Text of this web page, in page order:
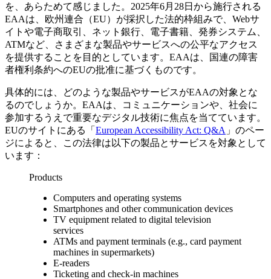
を、あらためて感じました。2025年6月28日から施行される
EAAは、欧州連合（EU）が採択した法的枠組みで、Webサ
イトや電子商取引、ネット銀行、電子書籍、発券システム、
ATMなど、さまざまな製品やサービスへの公平なアクセス
を提供することを目的としています。EAAは、国連の障害
者権利条約へのEUの批准に基づくものです。
具体的には、どのような製品やサービスがEAAの対象とな
るのでしょうか。EAAは、コミュニケーションや、社会に
参加するうえで重要なデジタル技術に焦点を当てています。
EUのサイトにある「 European Accessibility Act: Q&A 」のペー
ジによると、この法律は以下の製品とサービスを対象として
います：
Products
Computers and operating systems
Smartphones and other communication devices
TV equipment related to digital television
services
ATMs and payment terminals (e.g., card payment
machines in supermarkets)
E-readers
Ticketing and check-in machines